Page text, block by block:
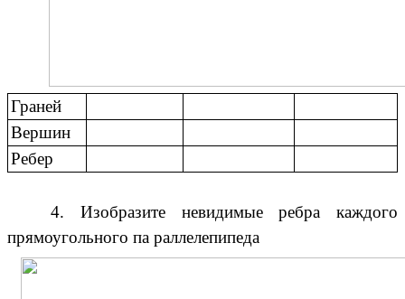
Граней
Вершин
Ребер
4. Изобразите невидимые ребра каждого
прямоугольного па раллелепипеда